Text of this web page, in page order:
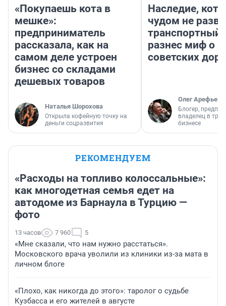
«Покупаешь кота в
мешке»:
предприниматель
рассказала, как на
самом деле устроен
бизнес со складами
дешевых товаров
Наталья Шорохова
Открыла кофейную точку на
деньги соцразвития
Наследие,
чудом не
транспортный
разнес миф о
советских
Олег Арефьев
Блогер,
владелец в
бизнесе
РЕКОМЕНДУЕМ
«Расходы на топливо колоссальные»:
как многодетная семья едет на
автодоме из Барнаула в Турцию —
фото
13 часов 7 960 5
«Мне сказали, что нам нужно расстаться».
Московского врача уволили из клиники из-за мата в
личном блоге
«Плохо, как никогда до этого»: таролог о судьбе
Кузбасса и его жителей в августе